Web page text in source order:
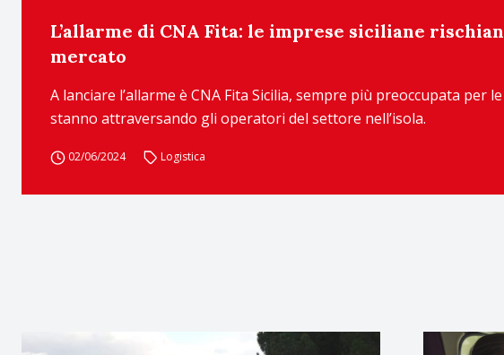
L’allarme di CNA Fita: le imprese siciliane
mercato
A lanciare l’allarme è CNA Fita Sicilia, sempre più preoccupata per
stanno attraversando gli operatori del settore nell’isola.
02/06/2024 Logistica